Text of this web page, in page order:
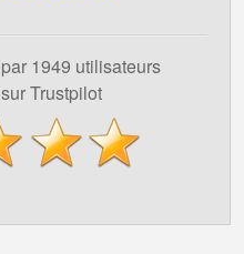
1949 utilisateurs
Trustpilot